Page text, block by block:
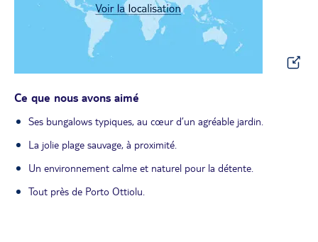
Ce que nous avons aimé
Ses bungalows typiques, au cœur d’un agréable jardin.
La jolie plage sauvage, à proximité.
Un environnement calme et naturel pour la détente.
Tout près de Porto Ottiolu.